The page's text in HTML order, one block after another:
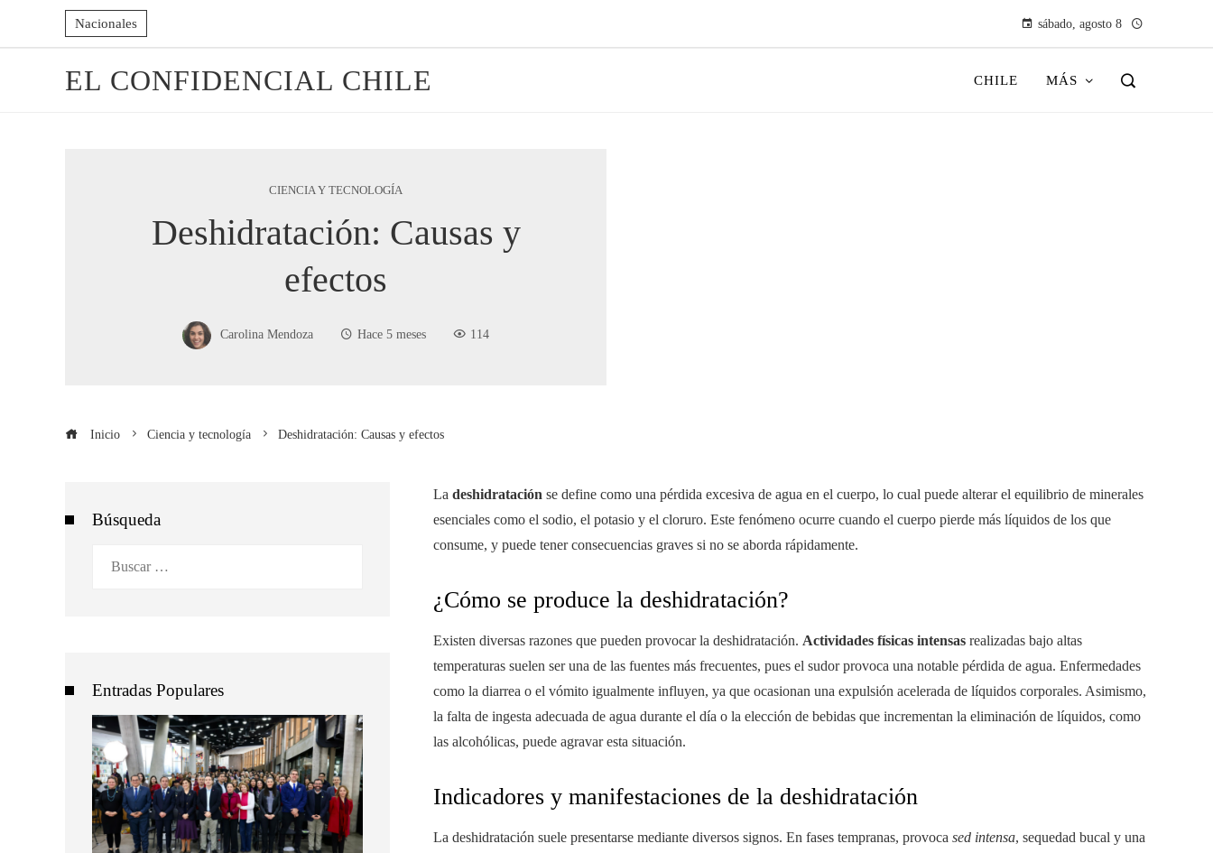
Nacionales sábado, agosto 8
EL CONFIDENCIAL CHILE CHILE MÁS
CIENCIA Y TECNOLOGÍA
Deshidratación: Causas y
efectos
Carolina Mendoza Hace 5 meses 114
Inicio Ciencia y tecnología Deshidratación: Causas y efectos
La deshidratación se define como una pérdida excesiva de agua en el cuerpo, lo cual puede alterar el equilibrio de minerales
esenciales como el sodio, el potasio y el cloruro. Este fenómeno ocurre cuando el cuerpo pierde más líquidos de los que
consume, y puede tener consecuencias graves si no se aborda rápidamente.
¿Cómo se produce la deshidratación?
Existen diversas razones que pueden provocar la deshidratación. Actividades físicas intensas realizadas bajo altas
temperaturas suelen ser una de las fuentes más frecuentes, pues el sudor provoca una notable pérdida de agua. Enfermedades
como la diarrea o el vómito igualmente influyen, ya que ocasionan una expulsión acelerada de líquidos corporales. Asimismo,
la falta de ingesta adecuada de agua durante el día o la elección de bebidas que incrementan la eliminación de líquidos, como
las alcohólicas, puede agravar esta situación.
Indicadores y manifestaciones de la deshidratación
La deshidratación suele presentarse mediante diversos signos. En fases tempranas, provoca sed intensa, sequedad bucal y una
Búsqueda
Entradas Populares